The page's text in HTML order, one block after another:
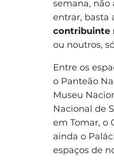
semana, não
entrar, basta
contribuinte
ou noutros,
Entre os
o Panteão
Museu
Nacional de
em Tomar, o
ainda o
espaços de